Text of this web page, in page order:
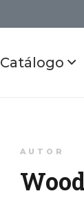
Catálogo
AUTOR